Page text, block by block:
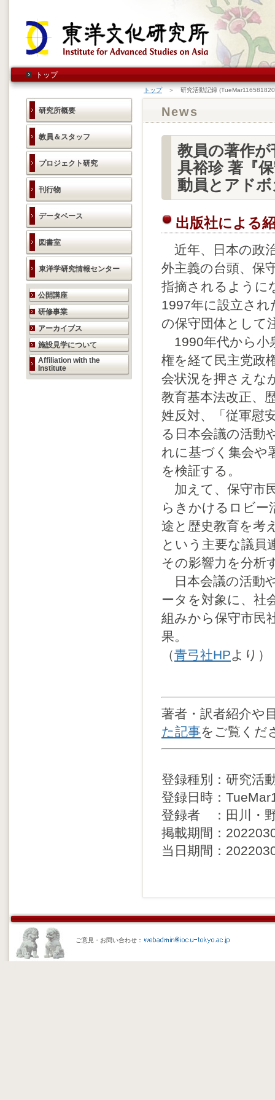
トップ
研究所概要
教員＆スタッフ
プロジェクト研究
刊行物
データベース
図書室
東洋学研究情報センター
研究活動のご案内
公開講座
研修事業
アーカイブス
施設見学について
Affiliation with the
Institute
トップ＞ 研究活動記録
News
教員の著作
具裕珍 著『
動員とアド
出版社による
近年、日本の政
外主義の台頭、保
指摘されるように
1997年に設立され
の保守団体として
1990年代から小
権を経て民主党政
会状況を押さえな
教育基本法改正、
姓反対、「従軍慰
る日本会議の活動
れに基づく集会や
を検証する。
加えて、保守市
らきかけるロビー
途と歴史教育を考
という主要な議員
その影響力を分析
日本会議の活動
ータを対象に、社
組みから保守市民
果。
（青弓社HPより）
著者・訳者紹介や
た記事をご覧くだ
登録種別：研究活
登録日時：
登録者 ：田川・
掲載期間：
当日期間：
ご意見・お問い合わせ：